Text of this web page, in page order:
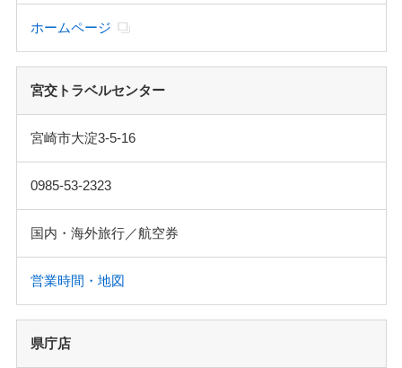
ホームページ
宮交トラベルセンター
宮崎市大淀3-5-16
0985-53-2323
国内・海外旅行／航空券
営業時間・地図
県庁店